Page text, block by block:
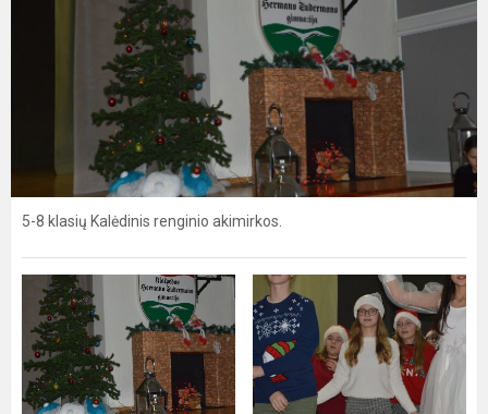
5-8 klasių Kalėdinis renginio akimirkos.